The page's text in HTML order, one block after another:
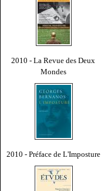
2010 - La Revue des Deux
Mondes
2010 - Préface de L'Imposture